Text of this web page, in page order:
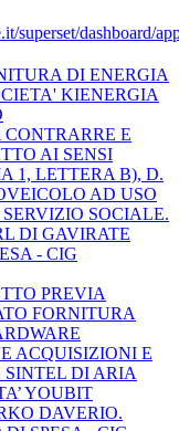
superset/dashboard/
DI ENERGIA
KIENERGIA
E
AI SENSI
1, LETTERA B), D.
AD USO
SOCIALE.
DI GAVIRATE
- CIG
PREVIA
FORNITURA
ACQUISIZIONI E
SINTEL DI ARIA
YOUBIT
DAVERIO.